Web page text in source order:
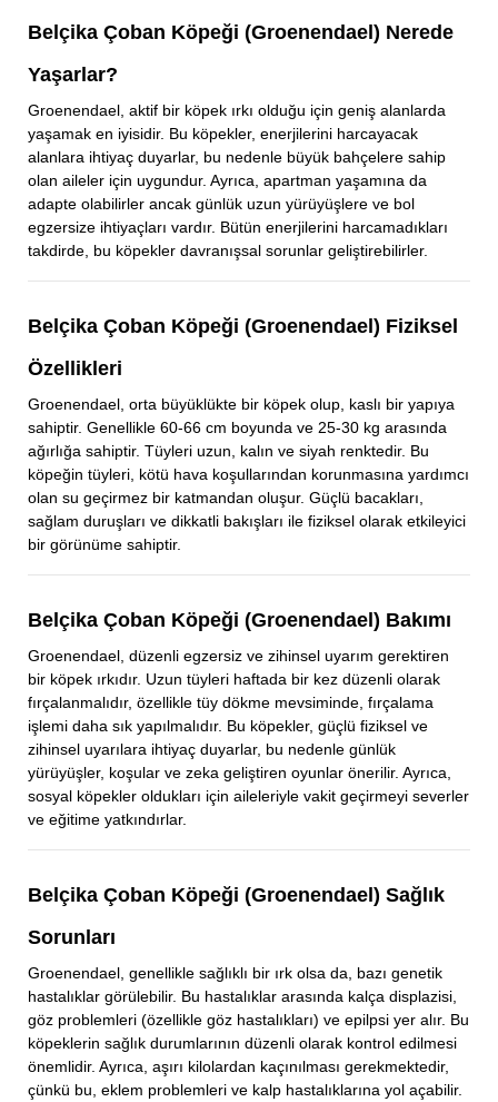
Belçika Çoban Köpeği (Groenendael) Nerede
Yaşarlar?
Groenendael, aktif bir köpek ırkı olduğu için geniş alanlarda
yaşamak en iyisidir. Bu köpekler, enerjilerini harcayacak
alanlara ihtiyaç duyarlar, bu nedenle büyük bahçelere sahip
olan aileler için uygundur. Ayrıca, apartman yaşamına da
adapte olabilirler ancak günlük uzun yürüyüşlere ve bol
egzersize ihtiyaçları vardır. Bütün enerjilerini harcamadıkları
takdirde, bu köpekler davranışsal sorunlar geliştirebilirler.
Belçika Çoban Köpeği (Groenendael) Fiziksel
Özellikleri
Groenendael, orta büyüklükte bir köpek olup, kaslı bir yapıya
sahiptir. Genellikle 60-66 cm boyunda ve 25-30 kg arasında
ağırlığa sahiptir. Tüyleri uzun, kalın ve siyah renktedir. Bu
köpeğin tüyleri, kötü hava koşullarından korunmasına yardımcı
olan su geçirmez bir katmandan oluşur. Güçlü bacakları,
sağlam duruşları ve dikkatli bakışları ile fiziksel olarak etkileyici
bir görünüme sahiptir.
Belçika Çoban Köpeği (Groenendael) Bakımı
Groenendael, düzenli egzersiz ve zihinsel uyarım gerektiren
bir köpek ırkıdır. Uzun tüyleri haftada bir kez düzenli olarak
fırçalanmalıdır, özellikle tüy dökme mevsiminde, fırçalama
işlemi daha sık yapılmalıdır. Bu köpekler, güçlü fiziksel ve
zihinsel uyarılara ihtiyaç duyarlar, bu nedenle günlük
yürüyüşler, koşular ve zeka geliştiren oyunlar önerilir. Ayrıca,
sosyal köpekler oldukları için aileleriyle vakit geçirmeyi severler
ve eğitime yatkındırlar.
Belçika Çoban Köpeği (Groenendael) Sağlık
Sorunları
Groenendael, genellikle sağlıklı bir ırk olsa da, bazı genetik
hastalıklar görülebilir. Bu hastalıklar arasında kalça displazisi,
göz problemleri (özellikle göz hastalıkları) ve epilpsi yer alır. Bu
köpeklerin sağlık durumlarının düzenli olarak kontrol edilmesi
önemlidir. Ayrıca, aşırı kilolardan kaçınılması gerekmektedir,
çünkü bu, eklem problemleri ve kalp hastalıklarına yol açabilir.